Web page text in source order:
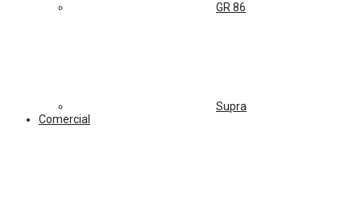
GR 86
Supra
Comercial